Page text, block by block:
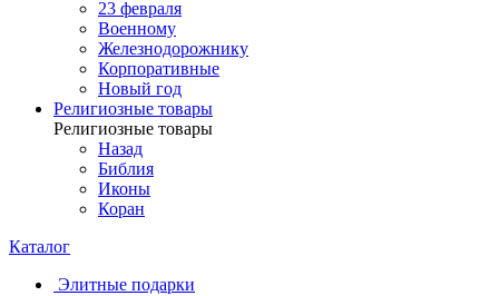
23 февраля
Военному
Железнодорожнику
Корпоративные
Новый год
Религиозные товары
Религиозные товары
Назад
Библия
Иконы
Коран
Каталог
Элитные подарки